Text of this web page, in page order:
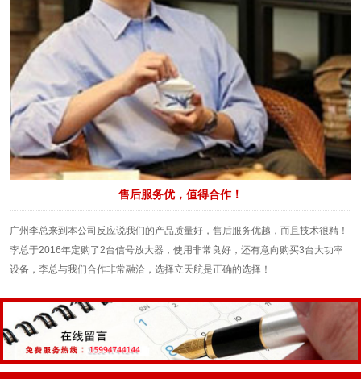
售后服务优，值得合作！
广州李总来到本公司反应说我们的产品质量好，售后服务优越，而且技术很精！
李总于2016年定购了2台信号放大器，使用非常良好，还有意向购买3台大功率
设备，李总与我们合作非常融洽，选择立天航是正确的选择！